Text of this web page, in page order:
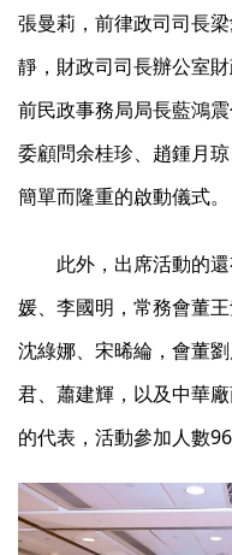
張曼莉，前律政司司長
靜，財政司司長辦公室
前民政事務局局長藍鴻
委顧問余桂珍、趙鍾月
簡單而隆重的啟動儀式。
此外，出席活動的
媛、李國明，常務會董
沈綠娜、宋晞綸，會董
君、蕭建輝，以及中華
的代表，活動參加人數96